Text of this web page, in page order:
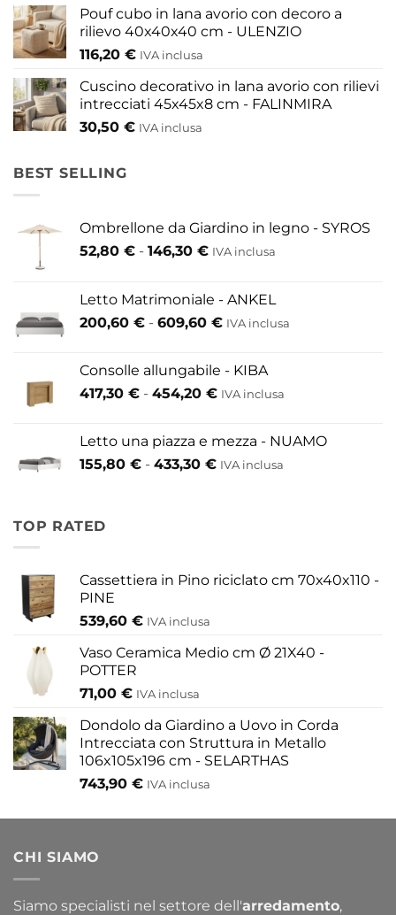
Pouf cubo in lana avorio con decoro a
rilievo 40x40x40 cm - ULENZIO
116,20 € IVA inclusa
Cuscino decorativo in lana avorio con rilievi
intrecciati 45x45x8 cm - FALINMIRA
30,50 € IVA inclusa
BEST SELLING
Ombrellone da Giardino in legno - SYROS
52,80 € - 146,30 €Fascia
da
52,80 €
146,30 €
IVA inclusa
Letto Matrimoniale - ANKEL
200,60 € - 609,60 €Fascia
da
200,60 €
609,60 €
IVA inclusa
Consolle allungabile - KIBA
417,30 € - 454,20 €Fascia
da
417,30 €
IVA inclusa
Letto una piazza e mezza - NUAMO
155,80 € - 433,30 €Fascia
433,30 €
IVA inclusa
TOP RATED
Cassettiera in Pino riciclato cm 70x40x110 -
PINE
539,60 € IVA inclusa
Vaso Ceramica Medio cm Ø 21X40 -
POTTER
71,00 € IVA inclusa
Dondolo da Giardino a Uovo in Corda
Intrecciata con Struttura in Metallo
106x105x196 cm - SELARTHAS
743,90 € IVA inclusa
CHI SIAMO
Siamo specialisti nel settore dell'arredamento,